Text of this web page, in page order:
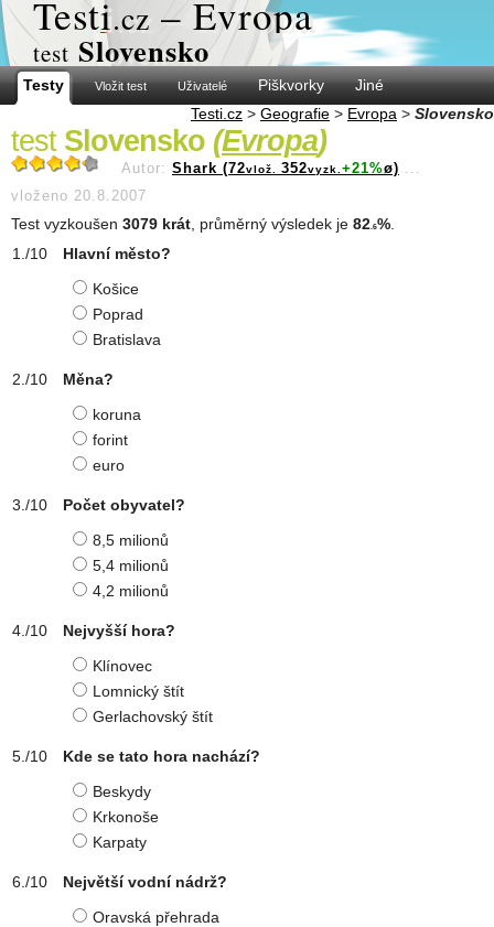
Testi.cz – Evropa
test Slovensko
Testy Vložit test Uživatelé Piškvorky
Jiné
Testi.cz > Geografie > Evropa > Slovensko
test Slovensko (Evropa)
Autor: Shark (72vlož. 352vyzk. +21%ø) ...
vloženo 20.8.2007
Test vyzkoušen 3079 krát , průměrný výsledek je 82 .6%
Hlavní město?
Košice
Poprad
Bratislava
Měna?
koruna
forint
euro
Počet obyvatel?
8,5 milionů
5,4 milionů
4,2 milionů
Nejvyšší hora?
Klínovec
Lomnický štít
Gerlachovský štít
Kde se tato hora nachází?
Beskydy
Krkonoše
Karpaty
Největší vodní nádrž?
Oravská přehrada